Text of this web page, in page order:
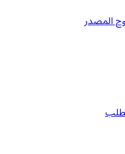
المصدر